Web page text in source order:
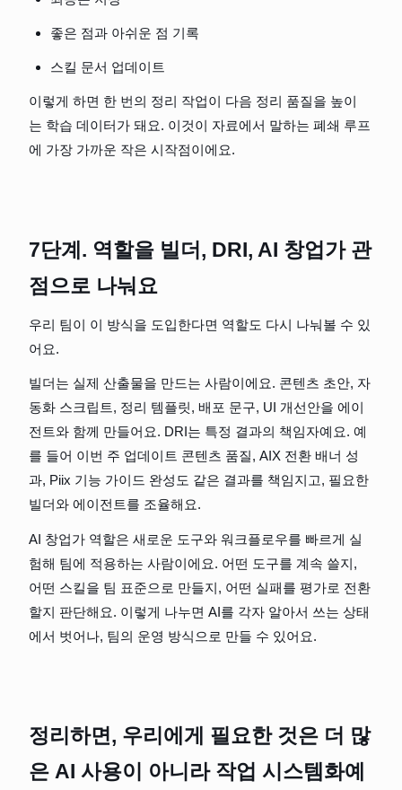
좋은 점과 아쉬운 점 기록
스킬 문서 업데이트
이렇게 하면 한 번의 정리 작업이 다음 정리 품질을 높이
는 학습 데이터가 돼요. 이것이 자료에서 말하는 폐쇄 루프
에 가장 가까운 작은 시작점이에요.
7단계. 역할을 빌더, DRI, AI 창업가 관
점으로 나눠요
우리 팀이 이 방식을 도입한다면 역할도 다시 나눠볼 수 있
어요.
빌더는 실제 산출물을 만드는 사람이에요. 콘텐츠 초안, 자
동화 스크립트, 정리 템플릿, 배포 문구, UI 개선안을 에이
전트와 함께 만들어요. DRI는 특정 결과의 책임자예요. 예
를 들어 이번 주 업데이트 콘텐츠 품질, AIX 전환 배너 성
과, Piix 기능 가이드 완성도 같은 결과를 책임지고, 필요한
빌더와 에이전트를 조율해요.
AI 창업가 역할은 새로운 도구와 워크플로우를 빠르게 실
험해 팀에 적용하는 사람이에요. 어떤 도구를 계속 쓸지,
어떤 스킬을 팀 표준으로 만들지, 어떤 실패를 평가로 전환
할지 판단해요. 이렇게 나누면 AI를 각자 알아서 쓰는 상태
에서 벗어나, 팀의 운영 방식으로 만들 수 있어요.
정리하면, 우리에게 필요한 것은 더 많
은 AI 사용이 아니라 작업 시스템화예